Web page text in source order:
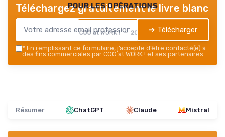
pour les opérations
COO at WORK ! — 2026
Téléchargez gratuitement le livre blanc
➔ Télécharger
* En remplissant ce formulaire, j’accepte d’être contacté(e) à
des fins commerciales par COO at WORK ! et ses partenaires.
Résumer ChatGPT Claude Mistral